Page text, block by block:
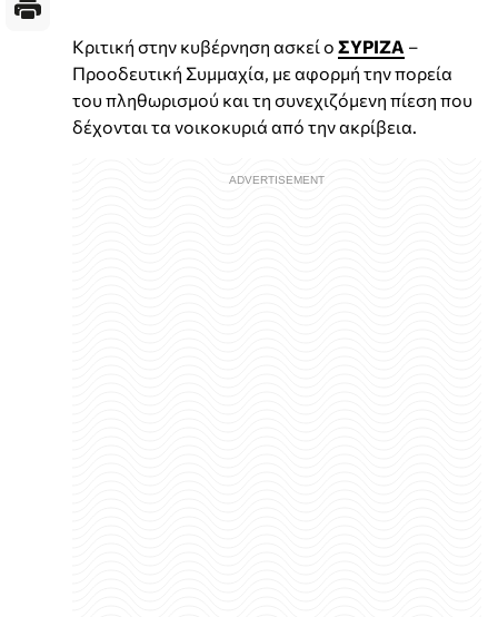
Κριτική στην κυβέρνηση ασκεί ο ΣΥΡΙΖΑ –
Προοδευτική Συμμαχία, με αφορμή την πορεία
του πληθωρισμού και τη συνεχιζόμενη πίεση που
δέχονται τα νοικοκυριά από την ακρίβεια.